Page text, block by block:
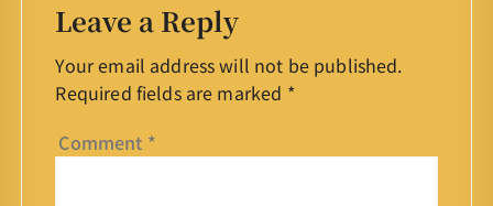
Leave a Reply
Your email address will not be published.
Required fields are marked *
Comment *